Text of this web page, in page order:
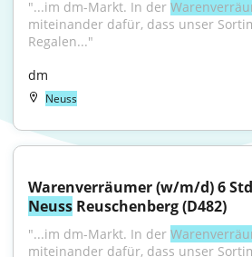
"...im dm-Markt. In der
miteinander dafür, dass unser
Regalen..."
dm
Neuss
Neuss Reuschenberg (D482)
"...im dm-Markt. In der
miteinander dafür, dass unser